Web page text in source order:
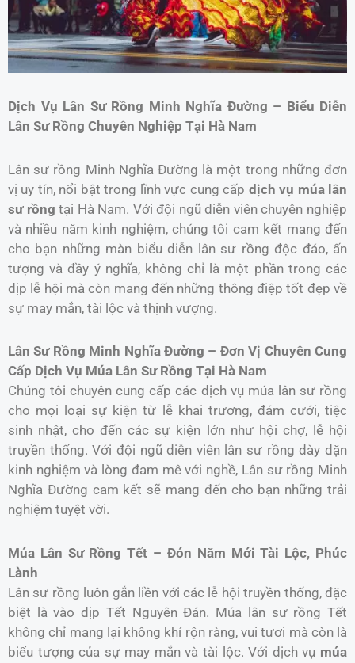
Dịch Vụ Lân Sư Rồng Minh Nghĩa Đường – Biểu Diễn
Lân Sư Rồng Chuyên Nghiệp Tại Hà Nam
Lân sư rồng Minh Nghĩa Đường là một trong những đơn
vị uy tín, nổi bật trong lĩnh vực cung cấp dịch vụ múa lân
sư rồng tại Hà Nam. Với đội ngũ diễn viên chuyên nghiệp
và nhiều năm kinh nghiệm, chúng tôi cam kết mang đến
cho bạn những màn biểu diễn lân sư rồng độc đáo, ấn
tượng và đầy ý nghĩa, không chỉ là một phần trong các
dịp lễ hội mà còn mang đến những thông điệp tốt đẹp về
sự may mắn, tài lộc và thịnh vượng.
Lân Sư Rồng Minh Nghĩa Đường – Đơn Vị Chuyên Cung
Cấp Dịch Vụ Múa Lân Sư Rồng Tại Hà Nam
Chúng tôi chuyên cung cấp các dịch vụ múa lân sư rồng
cho mọi loại sự kiện từ lễ khai trương, đám cưới, tiệc
sinh nhật, cho đến các sự kiện lớn như hội chợ, lễ hội
truyền thống. Với đội ngũ diễn viên lân sư rồng dày dặn
kinh nghiệm và lòng đam mê với nghề, Lân sư rồng Minh
Nghĩa Đường cam kết sẽ mang đến cho bạn những trải
nghiệm tuyệt vời.
Múa Lân Sư Rồng Tết – Đón Năm Mới Tài Lộc, Phúc
Lành
Lân sư rồng luôn gắn liền với các lễ hội truyền thống, đặc
biệt là vào dịp Tết Nguyên Đán. Múa lân sư rồng Tết
không chỉ mang lại không khí rộn ràng, vui tươi mà còn là
biểu tượng của sự may mắn và tài lộc. Với dịch vụ múa